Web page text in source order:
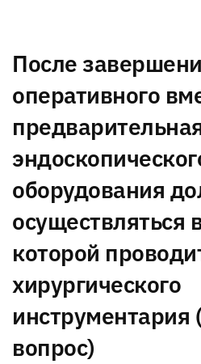
После
оперативного
оборудования
осуществляться
которой
хирургического
инструментария
вопрос)